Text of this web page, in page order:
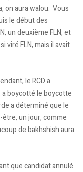
on aura walou. Vous
le début des
un deuxième FLN, et
viré FLN, mais il avait
le RCD a
boycotté le boycotte
a déterminé que le
un jour, comme
de bakhshish aura
que candidat annulé